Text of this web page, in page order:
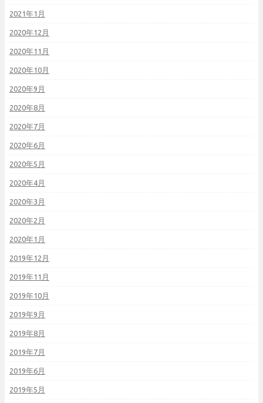
2021年1月
2020年12月
2020年11月
2020年10月
2020年9月
2020年8月
2020年7月
2020年6月
2020年5月
2020年4月
2020年3月
2020年2月
2020年1月
2019年12月
2019年11月
2019年10月
2019年9月
2019年8月
2019年7月
2019年6月
2019年5月